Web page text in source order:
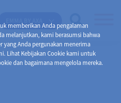
memberikan Anda pengalaman
melanjutkan, kami berasumsi bahwa
yang Anda pergunakan menerima
Lihat Kebijakan Cookie kami untuk
dan bagaimana mengelola mereka.